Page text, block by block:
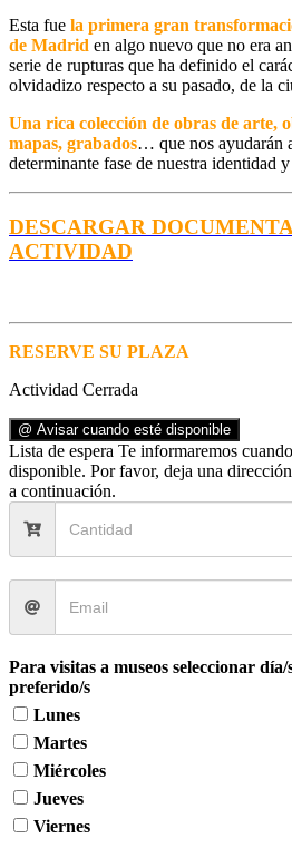
Esta fue la primera gran
de Madrid en algo nuevo que no era
serie de rupturas que ha definido el
olvidadizo respecto a su pasado, de la
Una rica colección de obras de arte,
mapas, grabados… que nos ayudarán
determinante fase de nuestra identidad
DESCARGAR
ACTIVIDAD
RESERVE SU PLAZA
Actividad Cerrada
@ Avisar cuando esté disponible
Lista de espera Te informaremos
disponible. Por favor, deja una
a continuación.
Para visitas a museos seleccionar día/
preferido/s
Lunes
Martes
Miércoles
Jueves
Viernes